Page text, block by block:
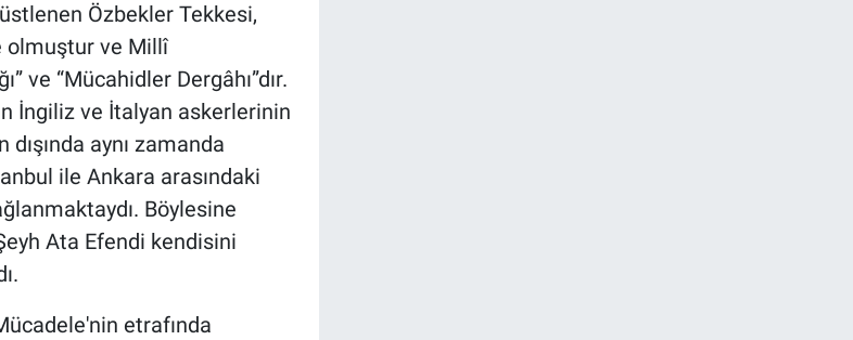
Özbekler Tekkesi,
olmuştur ve Millî
ve “Mücahidler Dergâhı”dır.
İngiliz ve İtalyan askerlerinin
aynı zamanda
ile Ankara arasındaki
Böylesine
Ata Efendi kendisini
etrafında